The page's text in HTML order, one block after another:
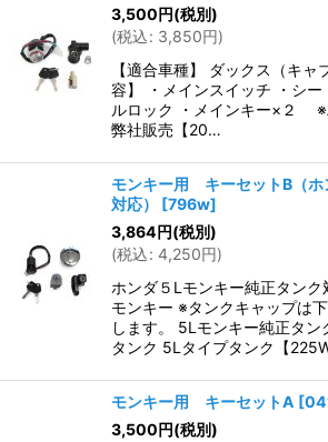
3,500円(税別)
(税込: 3,850円)
【適合車種】 ダックス（キャ
容】 ・メインスイッチ ・シー
ルロック ・メインキー×２ ※
弊社販売【20…
モンキー用 キーセットB（ホ
対応）
[796w]
3,864円(税別)
(税込: 4,250円)
ホンダ５Lモンキー純正タンク
モンキー ※タンクキャップは
します。 5Lモンキー純正タ
タンク 5Lタイプタンク【
モンキー用 キーセットA [
3,500円(税別)